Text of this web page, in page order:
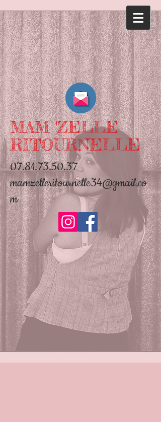
MAM 'ZELLE
RITOURNELLE
07.81.73.50.37
mamzelleritournelle34@gmail.co
m